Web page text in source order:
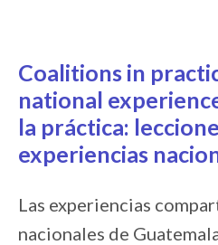
Coalitions in
national
la práctica:
experiencias
Las experiencias
nacionales de